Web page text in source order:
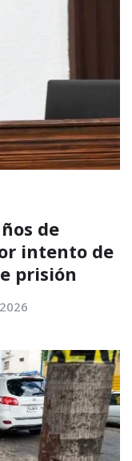
de
intento de
prisión